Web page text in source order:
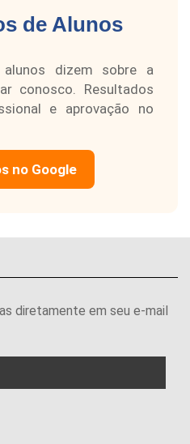
de Alunos
dizem sobre a
conosco. Resultados
e aprovação no
no Google
diretamente em seu e-mail